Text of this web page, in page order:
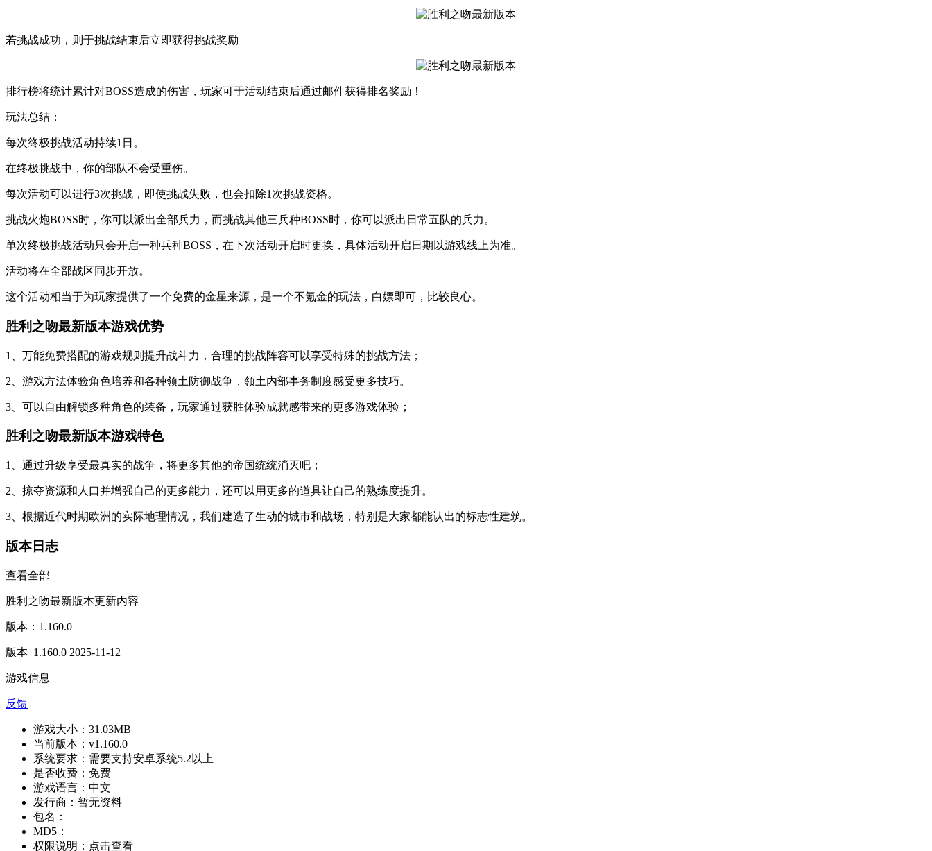
若挑战成功，则于挑战结束后立即获得挑战奖励
排行榜将统计累计对BOSS造成的伤害，玩家可于活动结束后通过邮件获得排名奖励！
玩法总结：
每次终极挑战活动持续1日。
在终极挑战中，你的部队不会受重伤。
每次活动可以进行3次挑战，即使挑战失败，也会扣除1次挑战资格。
挑战火炮BOSS时，你可以派出全部兵力，而挑战其他三兵种BOSS时，你可以派出日常五队的兵力。
单次终极挑战活动只会开启一种兵种BOSS，在下次活动开启时更换，具体活动开启日期以游戏线上为准。
活动将在全部战区同步开放。
这个活动相当于为玩家提供了一个免费的金星来源，是一个不氪金的玩法，白嫖即可，比较良心。
胜利之吻最新版本游戏优势
1、万能免费搭配的游戏规则提升战斗力，合理的挑战阵容可以享受特殊的挑战方法；
2、游戏方法体验角色培养和各种领土防御战争，领土内部事务制度感受更多技巧。
3、可以自由解锁多种角色的装备，玩家通过获胜体验成就感带来的更多游戏体验；
胜利之吻最新版本游戏特色
1、通过升级享受最真实的战争，将更多其他的帝国统统消灭吧；
2、掠夺资源和人口并增强自己的更多能力，还可以用更多的道具让自己的熟练度提升。
3、根据近代时期欧洲的实际地理情况，我们建造了生动的城市和战场，特别是大家都能认出的标志性建筑。
版本日志
查看全部
胜利之吻最新版本更新内容
版本：1.160.0
版本 1.160.0 2025-11-12
游戏信息
反馈
游戏大小： 31.03MB
当前版本： v1.160.0
系统要求： 需要支持安卓系统5.2以上
是否收费： 免费
游戏语言： 中文
发行商： 暂无资料
包名：
MD5：
权限说明： 点击查看